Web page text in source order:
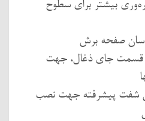
بیشتر برای سطوح
صفحه برش
قسمت جای ذغال، جهت
شفت پیشرفته جهت نصب